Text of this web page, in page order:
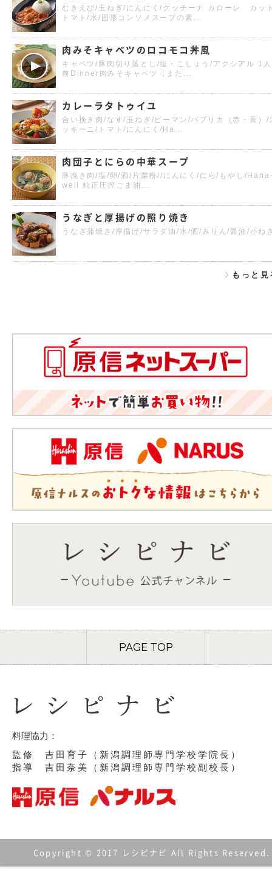
むきえび/玉ねぎ/にんにく/クッチーナ カローレ カッ
トマト/水/固形コンソメスープの素...
肉みそキャベツのロコモコ丼風
キャベツ/豚肉切り落とし/塩・こしょう/アクシアル 1人
前Dinner肉みそキャベツ（また...
カレーラタトゥイユ
合い挽き肉/なす/玉ねぎ/ピーマン/パプリカ（赤・黄）/
ッキーニ/トマト/にんにく/Ha...
肉団子とにらの中華スープ
豚挽き肉/塩/卵/酒/片栗粉//にんにく/にら/もやし/
well 純正圧搾ごま油...
うなぎと厚揚げの照り焼き
うなぎ蒲焼き/厚揚げ/サラダ油/水/酒/みりん/醤油/小ね
もっと見
PAGE TOP
料理協力：
監修 吉田育子（新潟調理師専門学校学院長）
指導 吉田奈美（新潟調理師専門学校副校長）
Copyright © 2017 レシピナビ All Rights Reserved.